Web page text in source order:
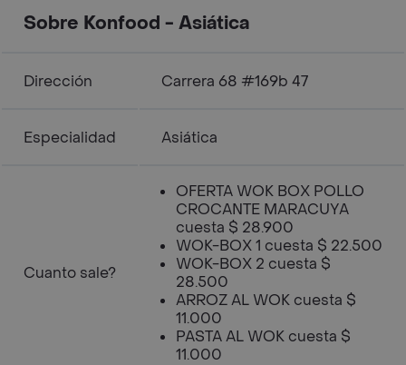
Sobre Konfood - Asiática
Dirección Carrera 68 #169b 47
Especialidad Asiática
Cuanto sale?
OFERTA WOK BOX POLLO
CROCANTE MARACUYA
cuesta $ 28.900
WOK-BOX 1 cuesta $ 22.500
WOK-BOX 2 cuesta $
28.500
ARROZ AL WOK cuesta $
11.000
PASTA AL WOK cuesta $
11.000